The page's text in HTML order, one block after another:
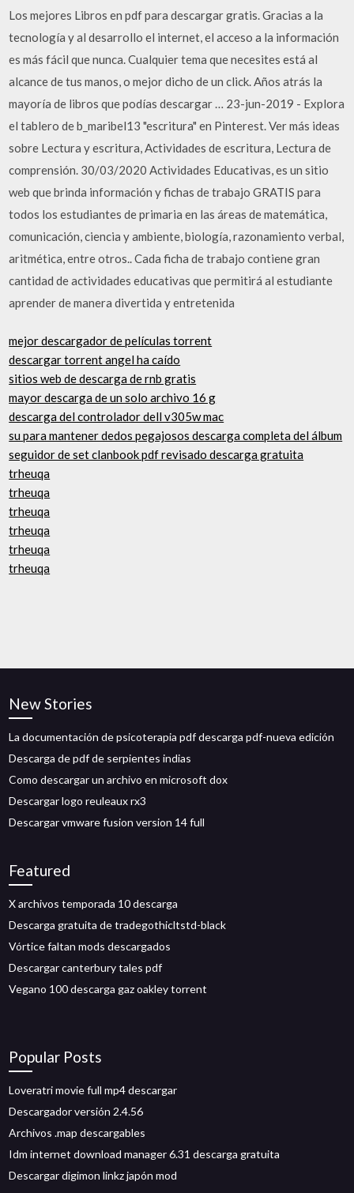
Los mejores Libros en pdf para descargar gratis. Gracias a la
tecnología y al desarrollo el internet, el acceso a la información
es más fácil que nunca. Cualquier tema que necesites está al
alcance de tus manos, o mejor dicho de un click. Años atrás la
mayoría de libros que podías descargar … 23-jun-2019 - Explora
el tablero de b_maribel13 "escritura" en Pinterest. Ver más ideas
sobre Lectura y escritura, Actividades de escritura, Lectura de
comprensión. 30/03/2020 Actividades Educativas, es un sitio
web que brinda información y fichas de trabajo GRATIS para
todos los estudiantes de primaria en las áreas de matemática,
comunicación, ciencia y ambiente, biología, razonamiento verbal,
aritmética, entre otros.. Cada ficha de trabajo contiene gran
cantidad de actividades educativas que permitirá al estudiante
aprender de manera divertida y entretenida
mejor descargador de películas torrent
descargar torrent angel ha caído
sitios web de descarga de rnb gratis
mayor descarga de un solo archivo 16 g
descarga del controlador dell v305w mac
su para mantener dedos pegajosos descarga completa del álbum
seguidor de set clanbook pdf revisado descarga gratuita
trheuqa
trheuqa
trheuqa
trheuqa
trheuqa
trheuqa
New Stories
La documentación de psicoterapia pdf descarga pdf-nueva edición
Descarga de pdf de serpientes indias
Como descargar un archivo en microsoft dox
Descargar logo reuleaux rx3
Descargar vmware fusion version 14 full
Featured
X archivos temporada 10 descarga
Descarga gratuita de tradegothicltstd-black
Vórtice faltan mods descargados
Descargar canterbury tales pdf
Vegano 100 descarga gaz oakley torrent
Popular Posts
Loveratri movie full mp4 descargar
Descargador versión 2.4.56
Archivos .map descargables
Idm internet download manager 6.31 descarga gratuita
Descargar digimon linkz japón mod